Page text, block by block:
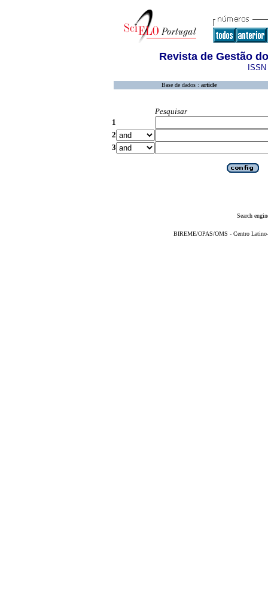
Revista de Gestão
Base de dados : article
Pesquisar
1
2
3
Search
BIREME/OPAS/OMS - Centro Latino-